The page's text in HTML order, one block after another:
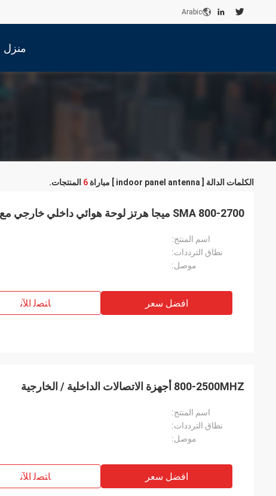
Arabic
منزل
الكلمات الدالة [ indoor panel antenna ] مباراة 6 المنتجات.
SMA 800-2700 ميجا هرتز لوحة هوائي داخلي خارجي مع كابل 1 متر ، أبيض
اسم المنتج:
نطاق الترددات:
موصل:
افضل سعر ﺎﺘﺼﻟ ﺍﻶﻧ
800-2500MHZ أجهزة الاتصالات الداخلية / الخارجية
اسم المنتج:
نطاق الترددات:
موصل:
افضل سعر ﺎﺘﺼﻟ ﺍﻶﻧ